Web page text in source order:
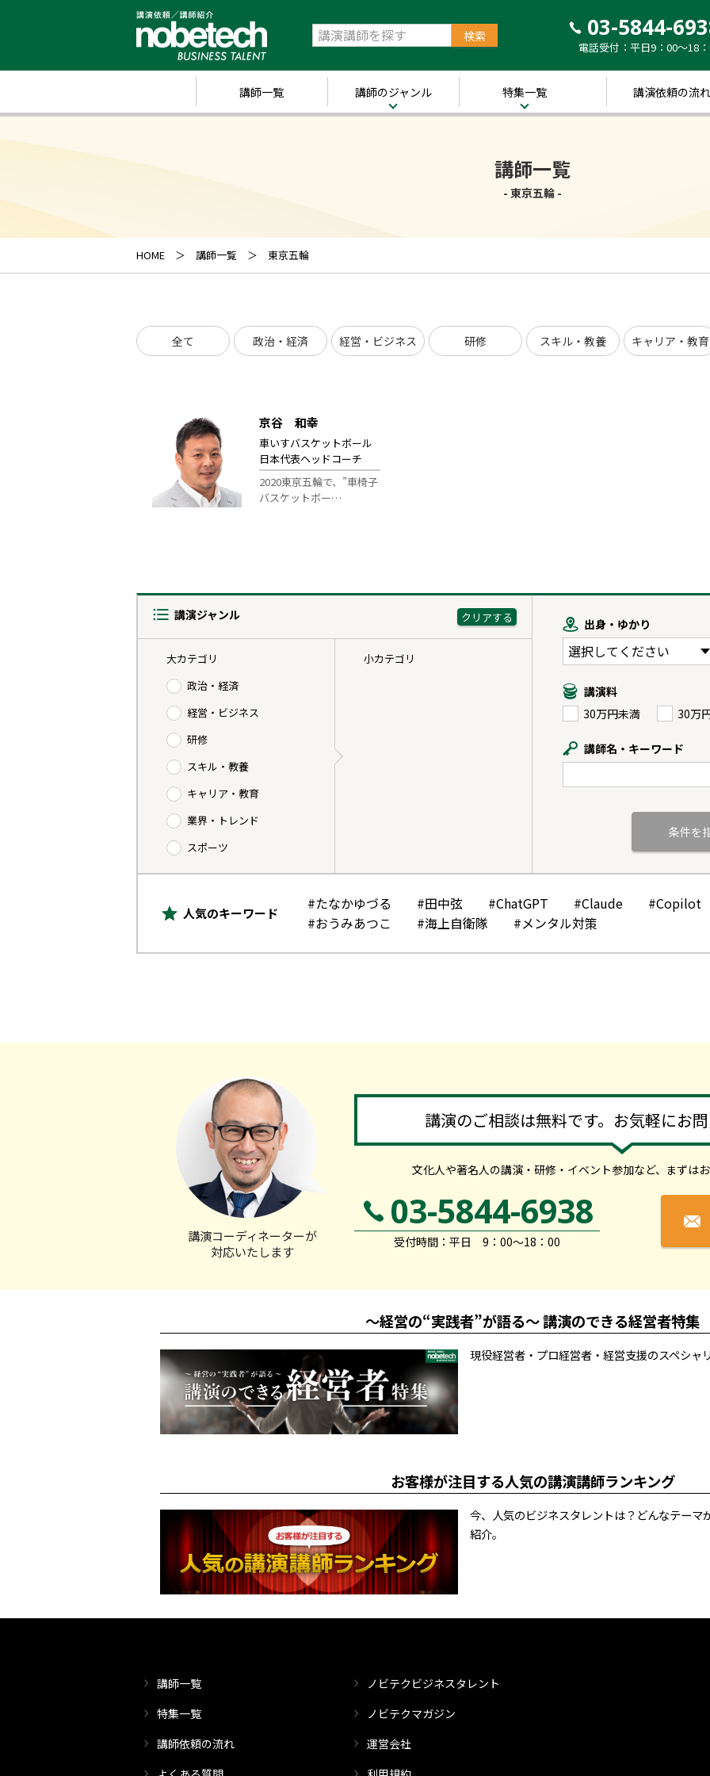
03-5844-
電話受付：平日9：00～18
講師一覧 講師のジャンル 特集一覧
～経営の“実践者”が
語る～ 講演のできる
経営者特集
y”において「10分講
講演依頼の流れ
講師一覧
- 東京五輪 -
HOME 講師一覧 東京五輪
全て 政治・経済 経営・ビジネス 研修 スキル・教養 キャリア・教育
京谷 和幸
車いすバスケットボール
日本代表ヘッドコーチ
2020東京五輪で、”車椅子
バスケットボー…
講演ジャンル
大カテゴリ
政治・経済
経営・ビジネス
研修
スキル・教養
キャリア・教育
業界・トレンド
スポーツ
小カテゴリ
出身・ゆかり
講演料
30万円未満
30万
講師名・キーワード
人気のキーワード
#たなかゆづる #田中弦 #ChatGPT #Claude
#Copilot
#おうみあつこ
#海上自衛隊 #メンタル対策
講演のご相談は無料です。お気軽にお
文化人や著名人の講演・研修・イベント参加など、 まずは
講演コーディネーターが
対応いたします
03-5844-6938
受付時間：平日 9：00～18：00
～経営の“実践者”が語る～ 講演のできる経営者特集
現役経営者・プロ経営者・経営支援のスペシャ
お客様が注目する人気の講演講師ランキング
今、人気のビジネスタレントは？どんなテー
紹介。
講師一覧
特集一覧
講師依頼の流れ
ノビテクビジネスタレント
ノビテクマガジン
運営会社